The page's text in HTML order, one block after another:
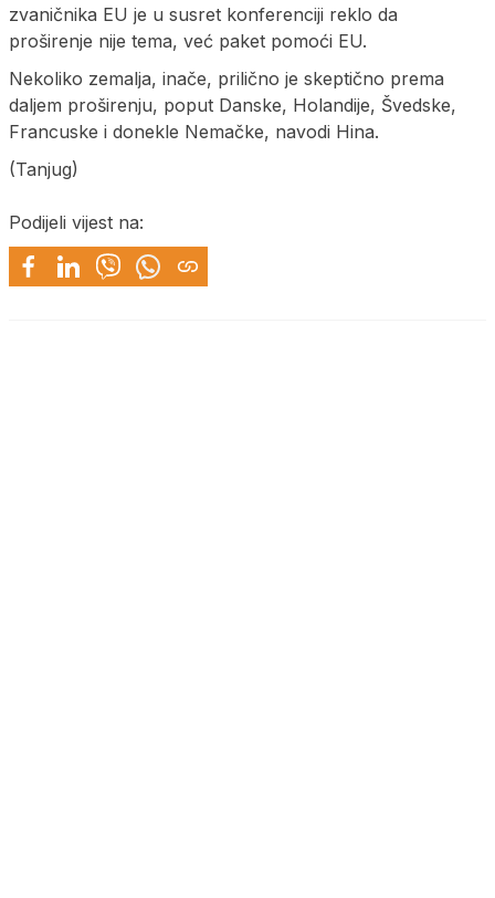
zvaničnika EU je u susret konferenciji reklo da
proširenje nije tema, već paket pomoći EU.
Nekoliko zemalja, inače, prilično je skeptično prema
daljem proširenju, poput Danske, Holandije, Švedske,
Francuske i donekle Nemačke, navodi Hina.
(Tanjug)
Podijeli vijest na: